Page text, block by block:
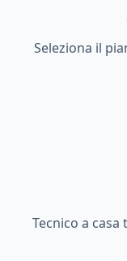
Seleziona il
Tecnico a